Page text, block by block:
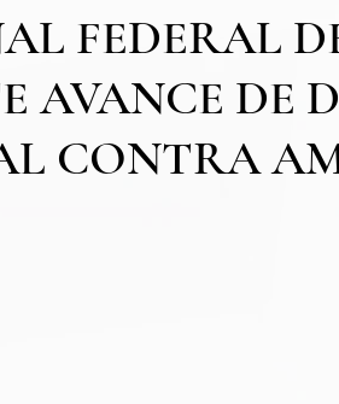
FEDERAL
AVANCE DE
CONTRA